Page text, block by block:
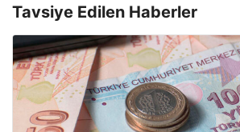
Tavsiye Edilen Haberler